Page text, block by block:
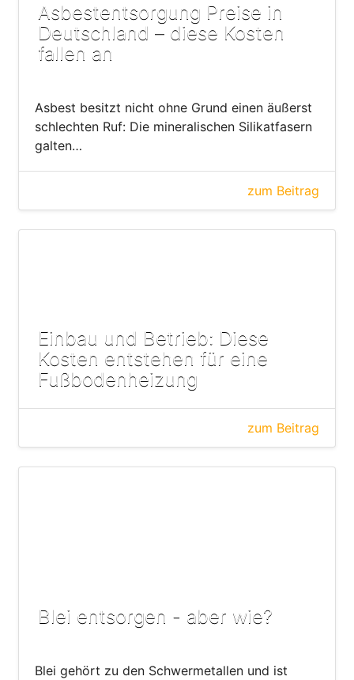
Asbestentsorgung Preise in
Deutschland – diese Kosten
fallen an
Asbest besitzt nicht ohne Grund einen äußerst
schlechten Ruf: Die mineralischen Silikatfasern
galten…
zum Beitrag
Einbau und Betrieb: Diese
Kosten entstehen für eine
Fußbodenheizung
zum Beitrag
Blei entsorgen - aber wie?
Blei gehört zu den Schwermetallen und ist